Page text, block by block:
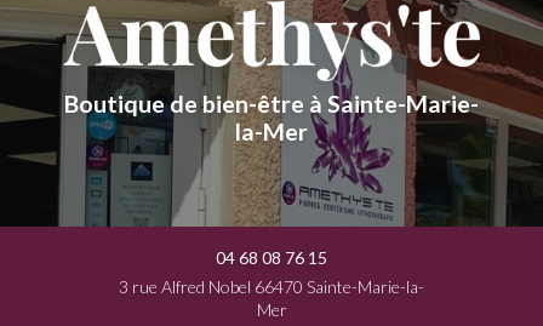
Boutique de bien-être à Sainte-Marie-
la-Mer
04 68 08 76 15
3 rue Alfred Nobel 66470 Sainte-Marie-la-
Mer